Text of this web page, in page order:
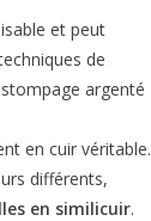
et peut
de
argenté
en cuir véritable.
différents,
en similicuir.